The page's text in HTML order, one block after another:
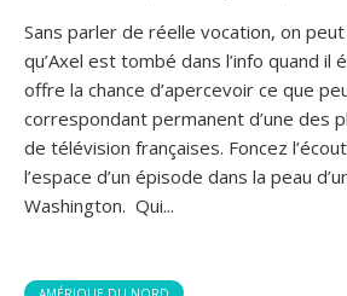
Sans parler de réelle vocation, on
qu’Axel est tombé dans l’info quand il
offre la chance d’apercevoir ce que
correspondant permanent d’une des
de télévision françaises. Foncez
l’espace d’un épisode dans la peau
Washington. Qui...